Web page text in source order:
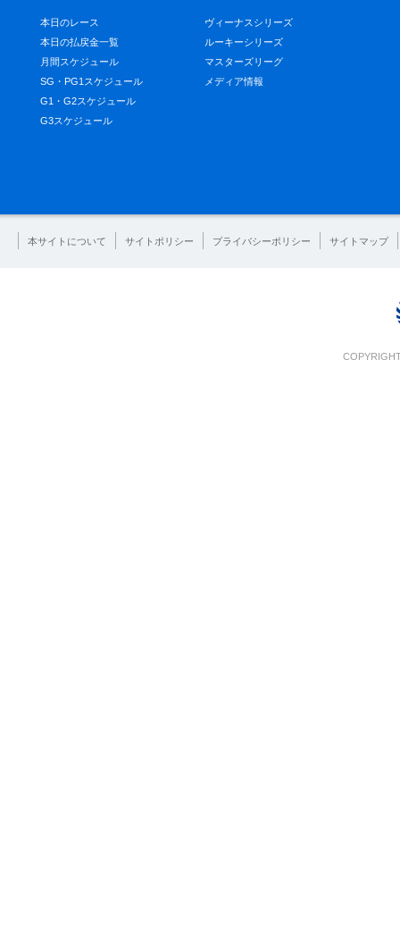
本日のレース
本日の払戻金一覧
月間スケジュール
SG・PG1スケジュール
G1・G2スケジュール
G3スケジュール
ヴィーナスシリーズ
ルーキーシリーズ
マスターズリーグ
メディア情報
本サイトについて サイトポリシー プライバシーポリシー サイトマップ